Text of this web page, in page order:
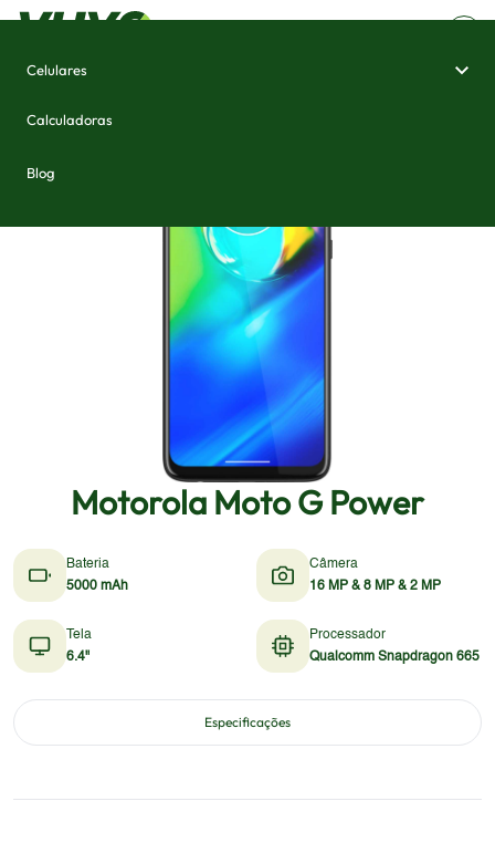
Celulares
Calculadoras
Blog
Motorola Moto G Power
Bateria
5000 mAh
Câmera
16 MP & 8 MP & 2 MP
Tela
6.4"
Processador
Qualcomm Snapdragon 665
Especificações